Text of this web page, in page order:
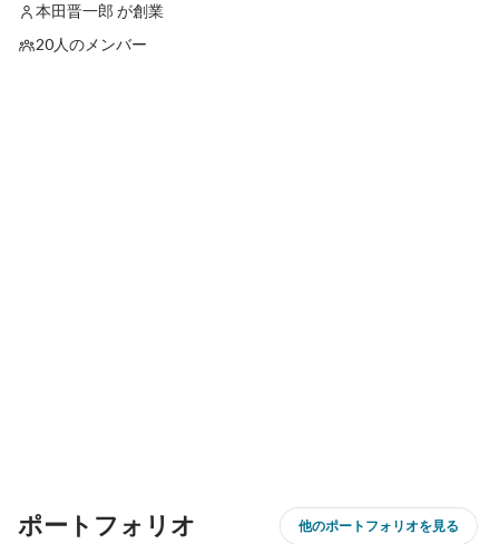
本田晋一郎 が創業
20人のメンバー
ポートフォリオ 他のポートフォリオを見る